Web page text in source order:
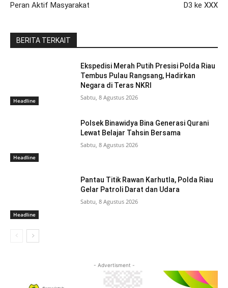
Peran Aktif Masyarakat
D3 ke XXX
BERITA TERKAIT
Headline
Ekspedisi Merah Putih Presisi Polda Riau
Tembus Pulau Rangsang, Hadirkan
Negara di Teras NKRI
Sabtu, 8 Agustus 2026
Headline
Polsek Binawidya Bina Generasi Qurani
Lewat Belajar Tahsin Bersama
Sabtu, 8 Agustus 2026
Headline
Pantau Titik Rawan Karhutla, Polda Riau
Gelar Patroli Darat dan Udara
Sabtu, 8 Agustus 2026
- Advertisment -